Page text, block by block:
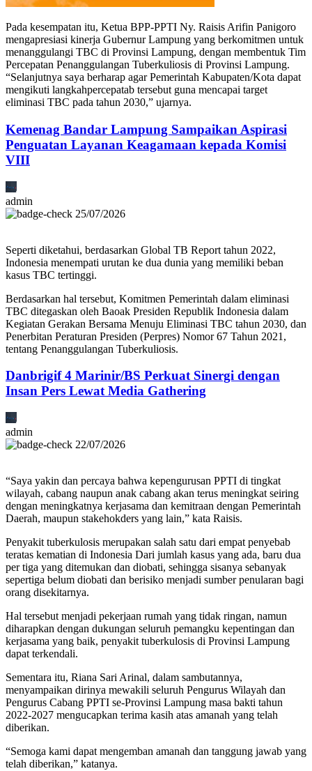
Pada kesempatan itu, Ketua BPP-PPTI Ny. Raisis Arifin Panigoro
mengapresiasi kinerja Gubernur Lampung yang berkomitmen untuk
menanggulangi TBC di Provinsi Lampung, dengan membentuk Tim
Percepatan Penanggulangan Tuberkuliosis di Provinsi Lampung.
“Selanjutnya saya berharap agar Pemerintah Kabupaten/Kota dapat
mengikuti langkahpercepatab tersebut guna mencapai target
eliminasi TBC pada tahun 2030,” ujarnya.
Kemenag Bandar Lampung Sampaikan Aspirasi
Penguatan Layanan Keagamaan kepada Komisi
VIII
admin
25/07/2026
Seperti diketahui, berdasarkan Global TB Report tahun 2022,
Indonesia menempati urutan ke dua dunia yang memiliki beban
kasus TBC tertinggi.
Berdasarkan hal tersebut, Komitmen Pemerintah dalam eliminasi
TBC ditegaskan oleh Baoak Presiden Republik Indonesia dalam
Kegiatan Gerakan Bersama Menuju Eliminasi TBC tahun 2030, dan
Penerbitan Peraturan Presiden (Perpres) Nomor 67 Tahun 2021,
tentang Penanggulangan Tuberkuliosis.
Danbrigif 4 Marinir/BS Perkuat Sinergi dengan
Insan Pers Lewat Media Gathering
admin
22/07/2026
“Saya yakin dan percaya bahwa kepengurusan PPTI di tingkat
wilayah, cabang naupun anak cabang akan terus meningkat seiring
dengan meningkatnya kerjasama dan kemitraan dengan Pemerintah
Daerah, maupun stakehokders yang lain,” kata Raisis.
Penyakit tuberkulosis merupakan salah satu dari empat penyebab
teratas kematian di Indonesia Dari jumlah kasus yang ada, baru dua
per tiga yang ditemukan dan diobati, sehingga sisanya sebanyak
sepertiga belum diobati dan berisiko menjadi sumber penularan bagi
orang disekitarnya.
Hal tersebut menjadi pekerjaan rumah yang tidak ringan, namun
diharapkan dengan dukungan seluruh pemangku kepentingan dan
kerjasama yang baik, penyakit tuberkulosis di Provinsi Lampung
dapat terkendali.
Sementara itu, Riana Sari Arinal, dalam sambutannya,
menyampaikan dirinya mewakili seluruh Pengurus Wilayah dan
Pengurus Cabang PPTI se-Provinsi Lampung masa bakti tahun
2022-2027 mengucapkan terima kasih atas amanah yang telah
diberikan.
“Semoga kami dapat mengemban amanah dan tanggung jawab yang
telah diberikan,” katanya.